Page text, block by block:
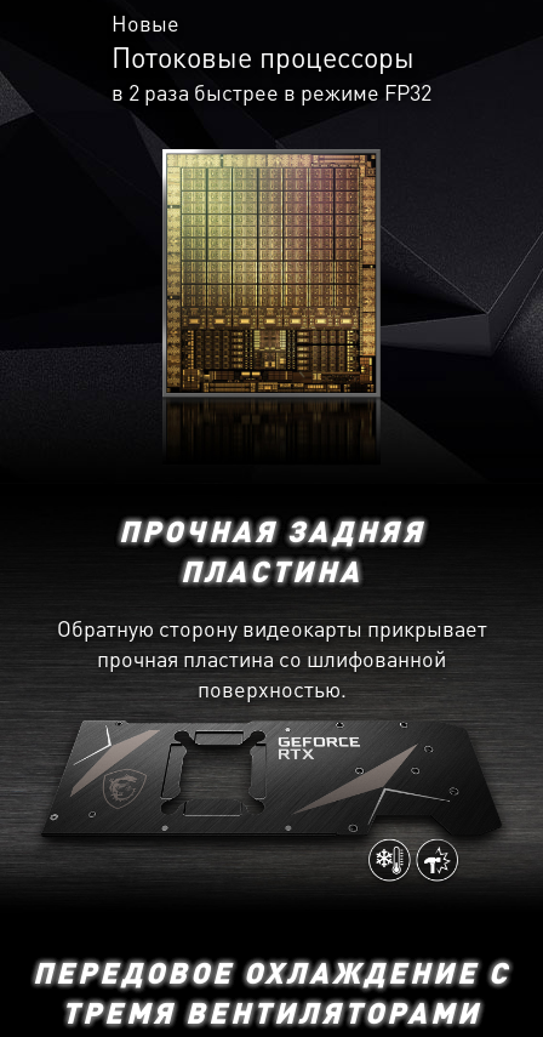
Новые
Потоковые процессоры
в 2 раза быстрее в режиме FP32
ПРОЧНАЯ ЗАДНЯЯ
ПЛАСТИНА
Обратную сторону видеокарты прикрывает
прочная пластина со шлифованной
поверхностью.
ПЕРЕДОВОЕ ОХЛАЖДЕНИЕ С
ТРЕМЯ ВЕНТИЛЯТОРАМИ